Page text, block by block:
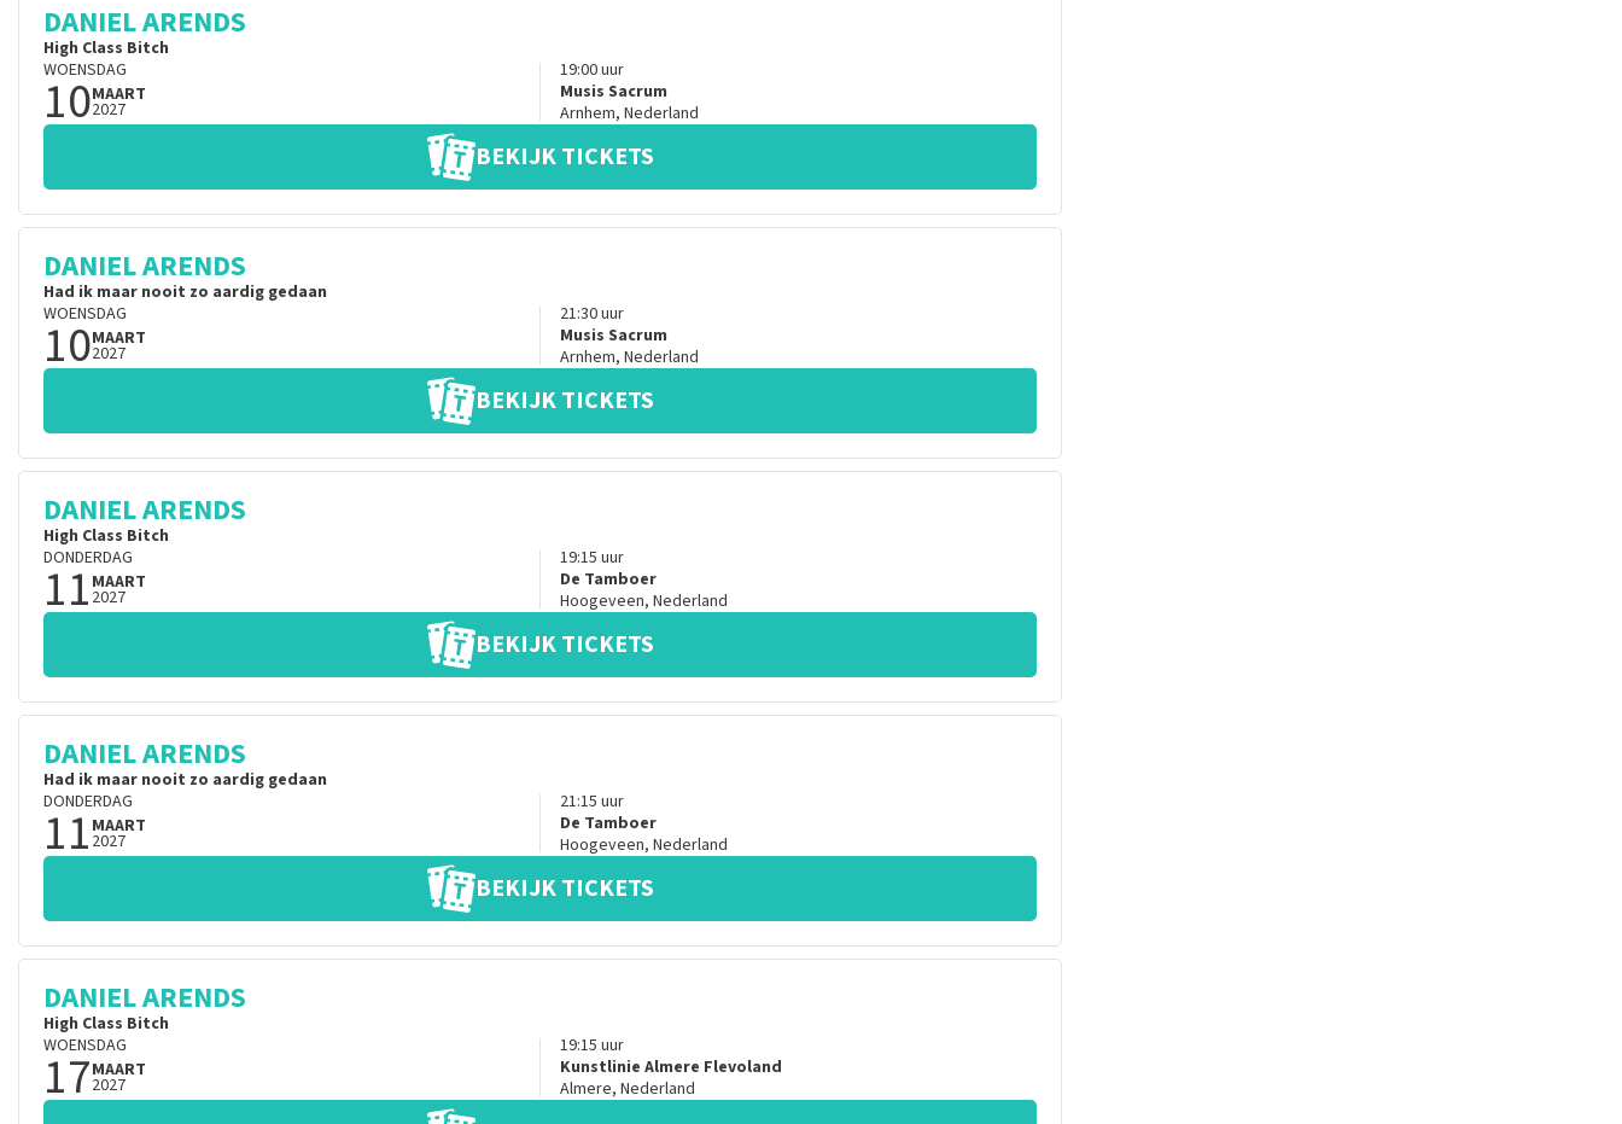
DANIEL ARENDS
High Class Bitch
WOENSDAG
10MAART
2027
19:00uur
Musis Sacrum
Arnhem, Nederland
BEKIJK TICKETS
DANIEL ARENDS
Had ik maar nooit zo aardig gedaan
WOENSDAG
10MAART
2027
21:30uur
Musis Sacrum
Arnhem, Nederland
BEKIJK TICKETS
DANIEL ARENDS
High Class Bitch
DONDERDAG
11 MAART
2027
19:15 uur
De Tamboer
Hoogeveen, Nederland
BEKIJK TICKETS
DANIEL ARENDS
Had ik maar nooit zo aardig gedaan
DONDERDAG
11 MAART
2027
21:15 uur
De Tamboer
Hoogeveen, Nederland
BEKIJK TICKETS
DANIEL ARENDS
High Class Bitch
WOENSDAG
17MAART
2027
19:15 uur
Kunstlinie Almere Flevoland
Almere, Nederland